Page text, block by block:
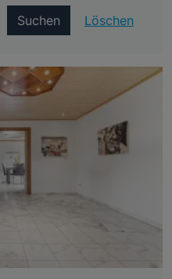
Suchen Löschen